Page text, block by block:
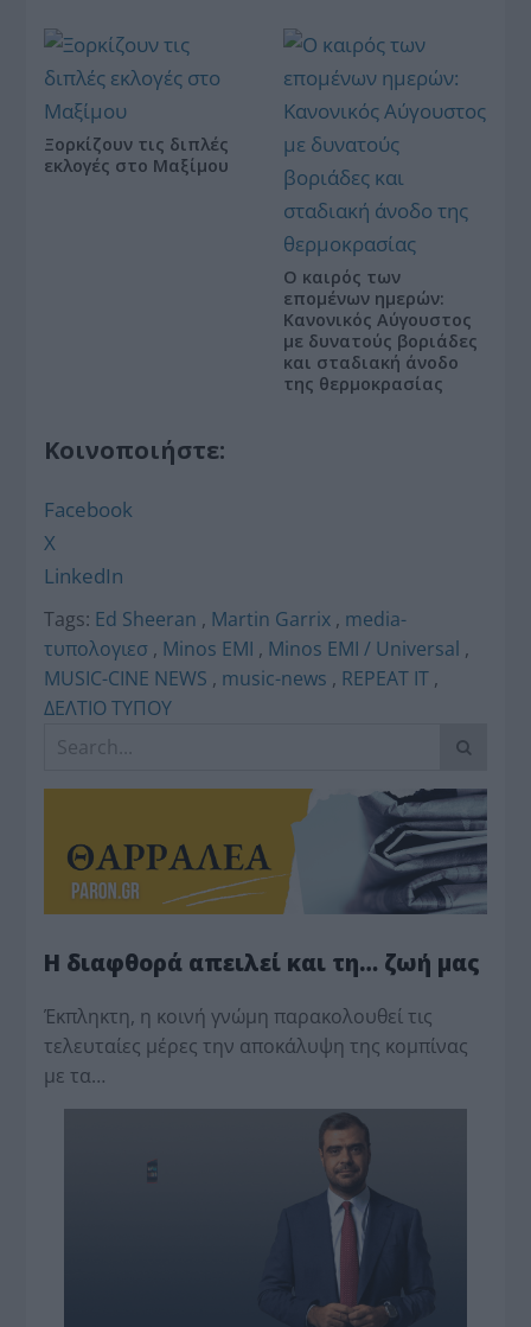
Ξορκίζουν τις διπλές
εκλογές στο Μαξίμου
Ο καιρός των
επομένων ημερών:
Κανονικός Αύγουστος
με δυνατούς βοριάδες
και σταδιακή άνοδο
της θερμοκρασίας
Κοινοποιήστε:
Facebook
X
LinkedIn
Tags: Ed Sheeran , Martin Garrix , media-
τυπολογιεσ , Minos EMI , Minos EMI / Universal ,
MUSIC-CINE NEWS , music-news , REPEAT IT ,
ΔΕΛΤΙΟ ΤΥΠΟΥ
Η διαφθορά απειλεί και τη… ζωή μας
Έκπληκτη, η κοινή γνώμη παρακολουθεί τις
τελευταίες μέρες την αποκάλυψη της κο­μπίνας
με τα…